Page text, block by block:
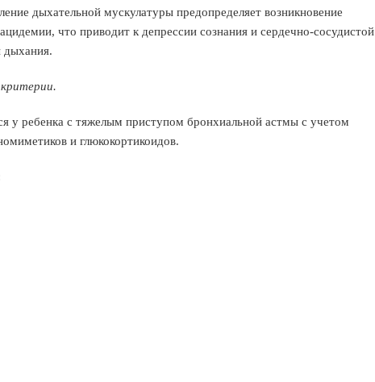
дыхательной мускулатуры предопределяет возникновение
что приводит к депрессии сознания и сердечно-сосудистой
дыхания.
критерии.
у ребенка с тяжелым приступом бронхиальной астмы с учетом
и глюкокортикоидов.